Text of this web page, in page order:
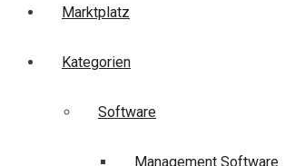
Marktplatz
Kategorien
Software
Management Software